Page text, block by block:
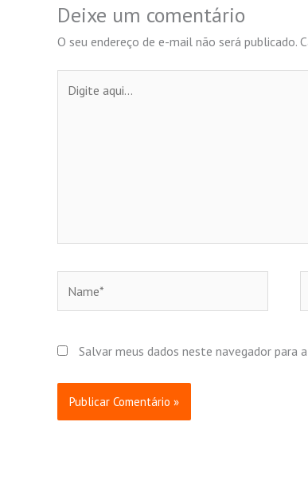
Deixe um comentário
O seu endereço de e-mail não será publicado.
aqui...
Salvar meus dados neste navegador para